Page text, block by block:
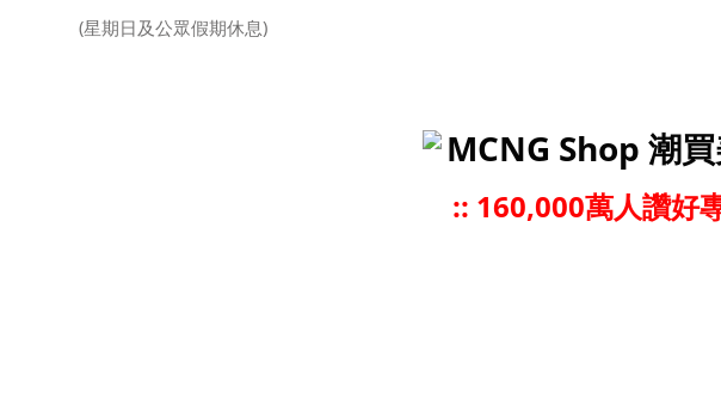
(星期日及公眾假期休息)
MCNG Shop 潮
:: 160,000萬人讚好